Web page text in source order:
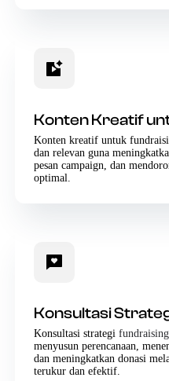
Konten Kreatif
Konten kreatif untuk
dan relevan guna
pesan campaign, dan
optimal.
Konsultasi
Konsultasi strategi fundraising
menyusun perencanaan,
dan meningkatkan donasi
terukur dan efektif.